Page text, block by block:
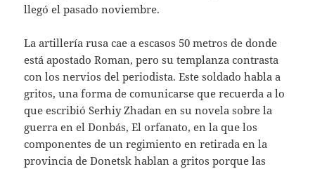
llegó el pasado noviembre.
La artillería rusa cae a escasos 50 metros de donde
está apostado Roman, pero su templanza contrasta
con los nervios del periodista. Este soldado habla a
gritos, una forma de comunicarse que recuerda a lo
que escribió Serhiy Zhadan en su novela sobre la
guerra en el Donbás, El orfanato, en la que los
componentes de un regimiento en retirada en la
provincia de Donetsk hablan a gritos porque las